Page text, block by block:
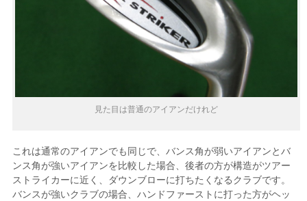
見た目は普通のアイアンだけれど
これは通常のアイアンでも同じで、バンス角が弱いアイアンとバ
ンス角が強いアイアンを比較した場合、後者の方が構造がツアー
ストライカーに近く、ダウンブローに打ちたくなるクラブです。
バンスが強いクラブの場合、ハンドファーストに打った方がヘッ